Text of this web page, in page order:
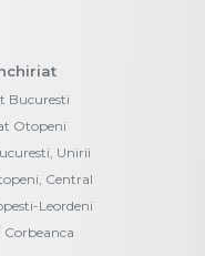
Bucuresti
Otopeni
Unirii
Central
Leordeni